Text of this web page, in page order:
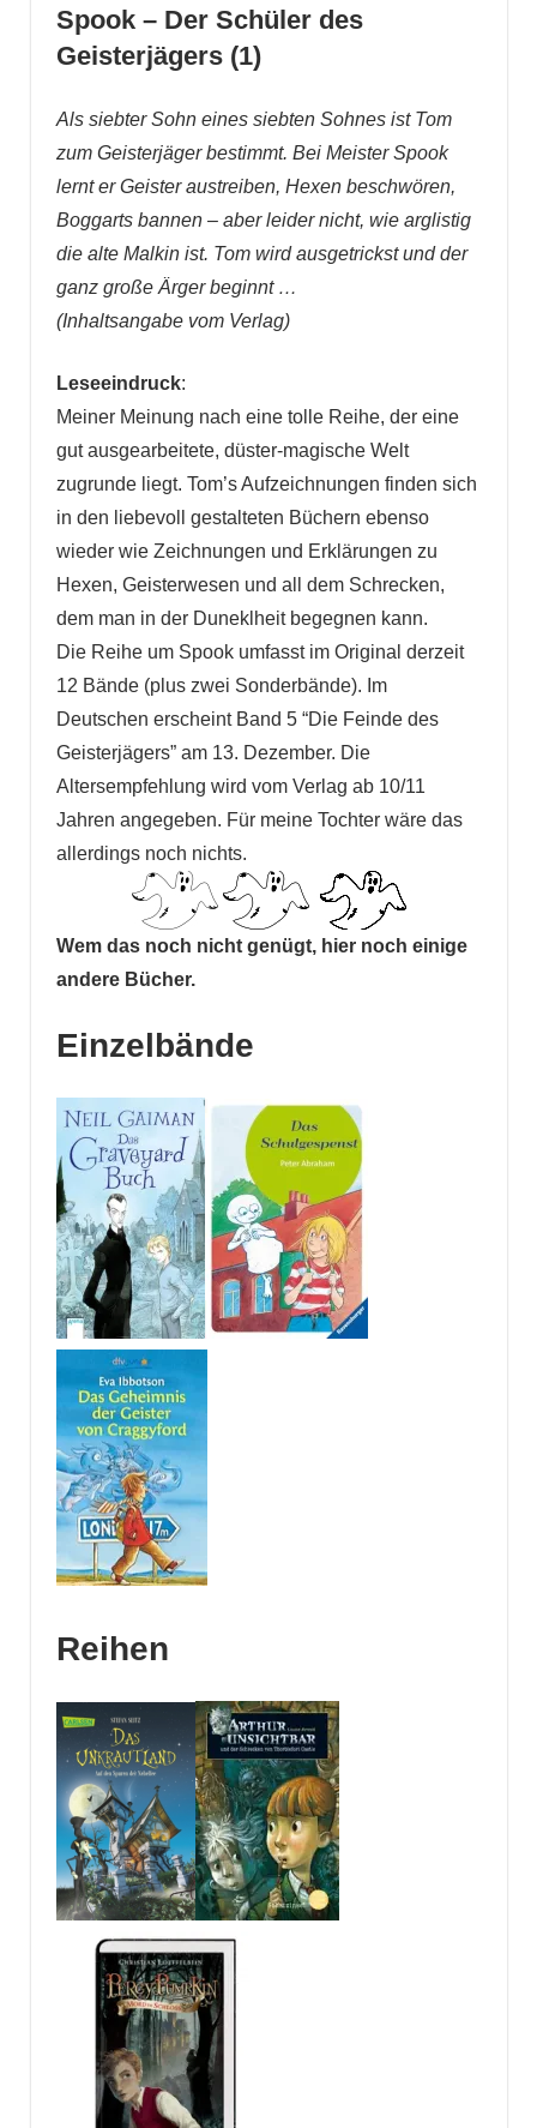
Spook – Der Schüler des
Geisterjägers (1)
Als siebter Sohn eines siebten Sohnes ist Tom
zum Geisterjäger bestimmt. Bei Meister Spook
lernt er Geister austreiben, Hexen beschwören,
Boggarts bannen – aber leider nicht, wie arglistig
die alte Malkin ist. Tom wird ausgetrickst und der
ganz große Ärger beginnt …
(Inhaltsangabe vom Verlag)
Leseeindruck:
Meiner Meinung nach eine tolle Reihe, der eine
gut ausgearbeitete, düster-magische Welt
zugrunde liegt. Tom’s Aufzeichnungen finden sich
in den liebevoll gestalteten Büchern ebenso
wieder wie Zeichnungen und Erklärungen zu
Hexen, Geisterwesen und all dem Schrecken,
dem man in der Duneklheit begegnen kann.
Die Reihe um Spook umfasst im Original derzeit
12 Bände (plus zwei Sonderbände). Im
Deutschen erscheint Band 5 “Die Feinde des
Geisterjägers” am 13. Dezember. Die
Altersempfehlung wird vom Verlag ab 10/11
Jahren angegeben. Für meine Tochter wäre das
allerdings noch nichts.
Wem das noch nicht genügt, hier noch einige
andere Bücher.
Einzelbände
Reihen